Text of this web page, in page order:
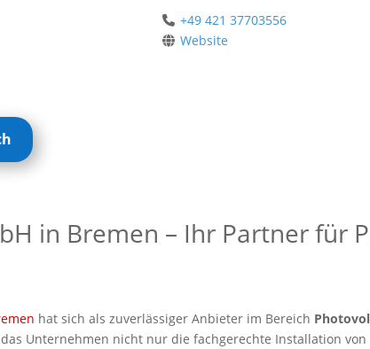
+49 421 37703556
Website
in Bremen – Ihr Partner für
hat sich als zuverlässiger Anbieter im Bereich
Unternehmen nicht nur die fachgerechte Installation